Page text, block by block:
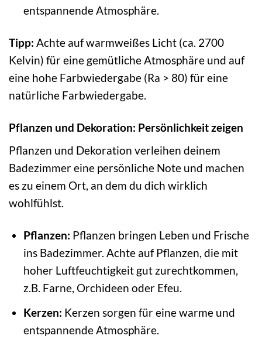
entspannende Atmosphäre.
Tipp: Achte auf warmweißes Licht (ca. 2700
Kelvin) für eine gemütliche Atmosphäre und auf
eine hohe Farbwiedergabe (Ra > 80) für eine
natürliche Farbwiedergabe.
Pflanzen und Dekoration: Persönlichkeit zeigen
Pflanzen und Dekoration verleihen deinem
Badezimmer eine persönliche Note und machen
es zu einem Ort, an dem du dich wirklich
wohlfühlst.
Pflanzen: Pflanzen bringen Leben und Frische
ins Badezimmer. Achte auf Pflanzen, die mit
hoher Luftfeuchtigkeit gut zurechtkommen,
z.B. Farne, Orchideen oder Efeu.
Kerzen: Kerzen sorgen für eine warme und
entspannende Atmosphäre.